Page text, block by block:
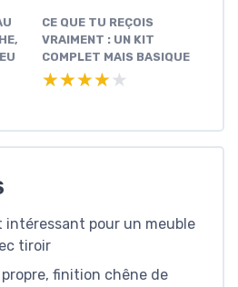
CE QUE TU REÇOIS
VRAIMENT : UN KIT
COMPLET MAIS BASIQUE
★★★★★
★★★★★
intéressant pour un meuble
tiroir
finition chêne de